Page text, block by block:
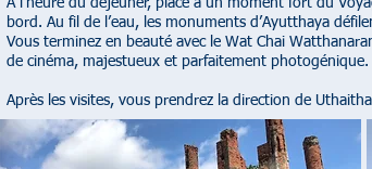
À l’heure du déjeuner, place à un moment fort du
bord. Au fil de l’eau, les monuments d’Ayutthaya
Vous terminez en beauté avec le Wat Chai
de cinéma, majestueux et parfaitement photogénique.
Après les visites, vous prendrez la direction de